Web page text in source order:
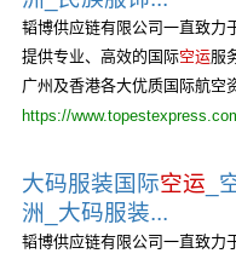
韬博供应链有限公司一直致力
提供专业、高效的国际空运服
广州及香港各大优质国际航空
https://
大码服装国际空运 _
洲_大码服装...
韬博供应链有限公司一直致力